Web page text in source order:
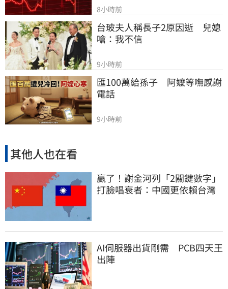
8小時前
台玻夫人稱長子2原因逝　兒媳
嗆：我不信
9小時前
匯100萬給孫子　阿嬤等嘸感謝
電話
9小時前
其他人也在看
贏了！謝金河列「2關鍵數字」
打臉唱衰者：中國更依賴台灣
AI伺服器出貨剛需 PCB四天王
出陣